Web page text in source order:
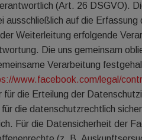
(Art. 26 DSGVO).
ausschließlich auf die
Weiterleitung erfolgende
Die uns gemeinsam
Verarbeitung
www.facebook.com/legal/
für die Erteilung der
die datenschutzrechtlich
Für die Datensicherheit der